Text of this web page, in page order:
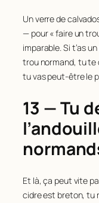
Un verre de
— pour « faire un
imparable. Si t’as
trou normand, tu te
tu vas peut-être le
13 — Tu
Et là, ça peut vite
cidre est breton, tu